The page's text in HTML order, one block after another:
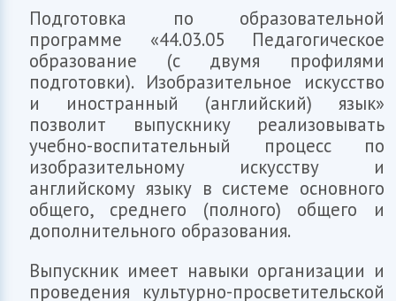
Подготовка по образовательной
программе «44.03.05 Педагогическое
образование (с двумя профилями
подготовки). Изобразительное искусство
и иностранный (английский) язык»
позволит выпускнику реализовывать
учебно-воспитательный процесс по
изобразительному искусству и
английскому языку в системе основного
общего, среднего (полного) общего и
дополнительного образования.
Выпускник имеет навыки организации и
проведения культурно-просветительской